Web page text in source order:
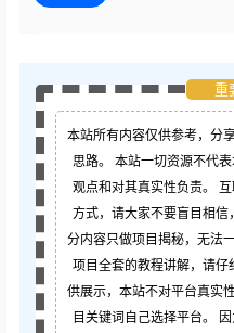
重
本站所有内容仅供参考，分
思路。 本站一切资源不代
观点和对其真实性负责。
方式，请大家不要盲目相
分内容只做项目揭秘，无法
项目全套的教程讲解，请仔
供展示，本站不对平台真实
目关键词自己选择平台。